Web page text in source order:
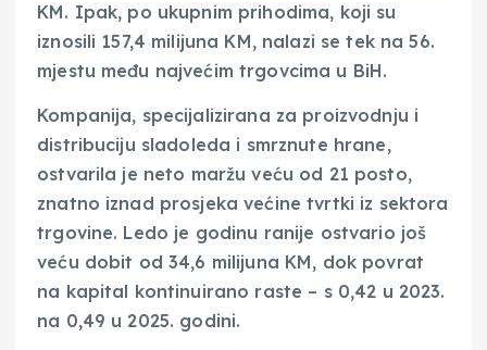
KM. Ipak, po ukupnim prihodima, koji su
iznosili 157,4 milijuna KM, nalazi se tek na 56.
mjestu među najvećim trgovcima u BiH.
Kompanija, specijalizirana za proizvodnju i
distribuciju sladoleda i smrznute hrane,
ostvarila je neto maržu veću od 21 posto,
znatno iznad prosjeka većine tvrtki iz sektora
trgovine. Ledo je godinu ranije ostvario još
veću dobit od 34,6 milijuna KM, dok povrat
na kapital kontinuirano raste – s 0,42 u 2023.
na 0,49 u 2025. godini.